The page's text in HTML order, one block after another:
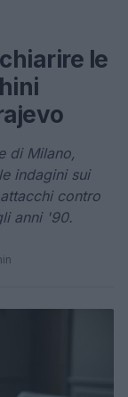
le
di Milano,
indagini sui
contro
anni '90.